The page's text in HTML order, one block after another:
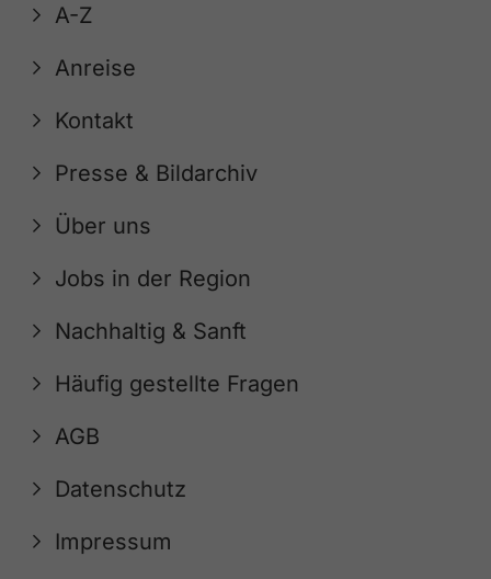
A-Z
Anreise
Kontakt
Presse & Bildarchiv
Über uns
Jobs in der Region
Nachhaltig & Sanft
Häufig gestellte Fragen
AGB
Datenschutz
Impressum